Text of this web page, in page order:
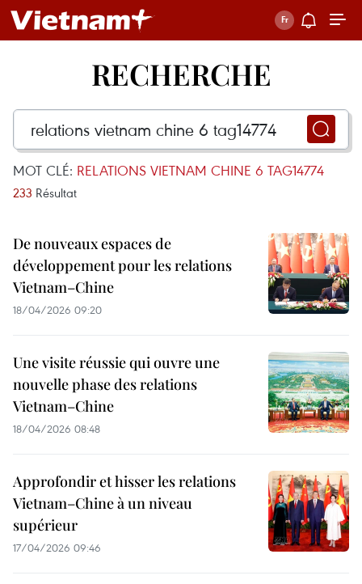
RECHERCHE
MOT CLÉ: RELATIONS VIETNAM CHINE 6 TAG14774
233 Résultat
De nouveaux espaces de
développement pour les relations
Vietnam–Chine
18/04/2026 09:20
Une visite réussie qui ouvre une
nouvelle phase des relations
Vietnam–Chine
18/04/2026 08:48
Approfondir et hisser les relations
Vietnam–Chine à un niveau
supérieur
17/04/2026 09:46